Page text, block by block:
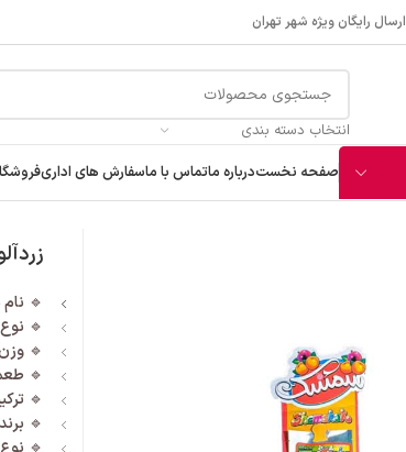
ارسال رایگان ویژه شهر تهران
انتخاب دسته بندی
صفحه نخستدرباره ماتماس با ماسفارش های اداری
🔹
🔹
🔹
🔹
🔹
🔹